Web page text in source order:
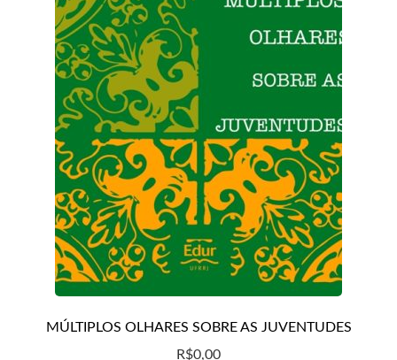
MÚLTIPLOS OLHARES SOBRE AS JUVENTUDES
R$0,00